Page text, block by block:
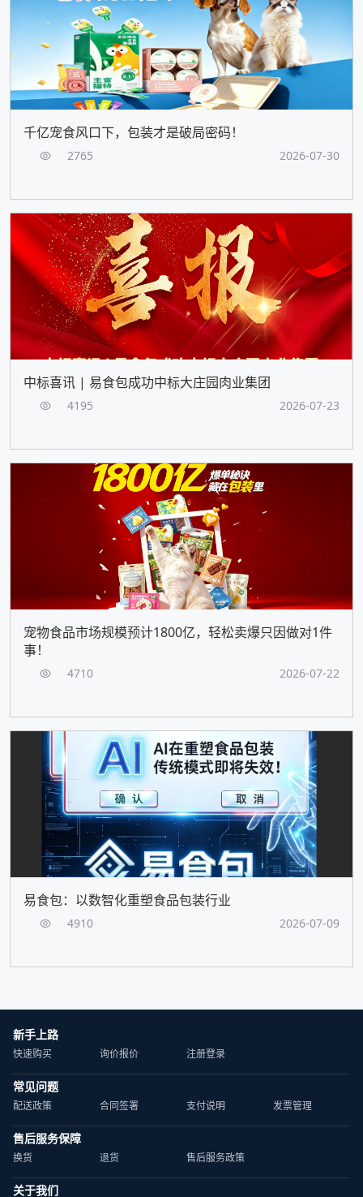
千亿宠食风口下，包装才是破局密码！
2765 2026-07-30
中标喜讯 | 易食包成功中标大庄园肉业集团
4195 2026-07-23
宠物食品市场规模预计1800亿，轻松卖爆只因做对1件
事！
4710 2026-07-22
易食包：以数智化重塑食品包装行业
4910 2026-07-09
新手上路
快速购买 询价报价 注册登录
常见问题
配送政策 合同签署 支付说明 发票管理
售后服务保障
换货 退货 售后服务政策
关于我们